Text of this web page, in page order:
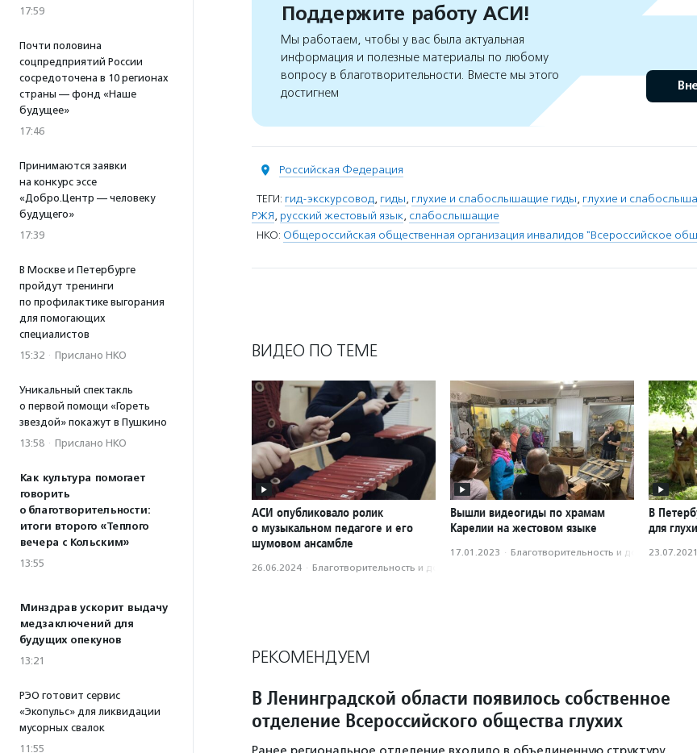
17:59
Почти половина
соцпредприятий России
сосредоточена в 10 регионах
страны — фонд «Наше
будущее»
17:46
Принимаются заявки
на конкурс эссе
«Добро.Центр — человеку
будущего»
17:39
В Москве и Петербурге
пройдут тренинги
по профилактике выгорания
для помогающих
специалистов
15:32 · Прислано НКО
Уникальный спектакль
о первой помощи «Гореть
звездой» покажут в Пушкино
13:58 · Прислано НКО
Как культура помогает
говорить
о благотворительности:
итоги второго «Теплого
вечера с Кольским»
13:55
Минздрав ускорит выдачу
медзаключений для
будущих опекунов
13:21
РЭО готовит сервис
«Экопульс» для ликвидации
мусорных свалок
11:55
Поддержите работу АСИ!
Мы работаем, чтобы у вас была актуальная
информация и полезные материалы по любому
вопросу в благотворительности. Вместе мы этого
достигнем
Российская Федерация
ТЕГИ: гид-экскурсовод, гиды, глухие и слабослышащие гиды, глухие и
РЖЯ, русский жестовый язык, слабослышащие
НКО: Общероссийская общественная организация инвалидов "Всероссийское
ВИДЕО ПО ТЕМЕ
АСИ опубликовало ролик
о музыкальном педагоге и его
шумовом ансамбле
26.06.2024 · Благотвори­тель­ность и доброволь­чест­во
Вышли видеогиды по храмам
Карелии на жестовом языке
17.01.2023 · Благотвори­тель­ность и
В
для
23.07.2021
РЕКОМЕНДУЕМ
В Ленинградской области появилось собственное
отделение Всероссийского общества глухих